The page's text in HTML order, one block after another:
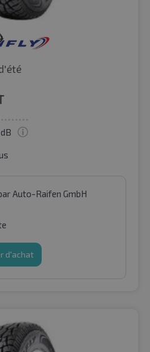
Auto-Raifen GmbH
d'achat